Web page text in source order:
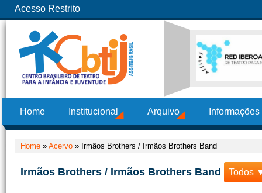
Acesso Restrito
Home Institucional Arquivo
Home » Acervo » Irmãos Brothers / Irmãos Brothers Band
Irmãos Brothers / Irmãos Brothers Band Todos